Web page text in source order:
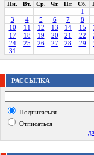
Пн. Вт. Ср. Чт. Пт. Сб.
1
3
4 5 6 7 8
10
11 12 13 14 15
17
18 19 20 21 22
24
25 26 27 28 29
31
РАССЫЛКА
Подписаться
Отписаться